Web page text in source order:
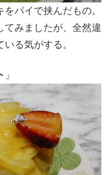
パイで挟んだもの。
てみましたが、全然違
る気がする。
」